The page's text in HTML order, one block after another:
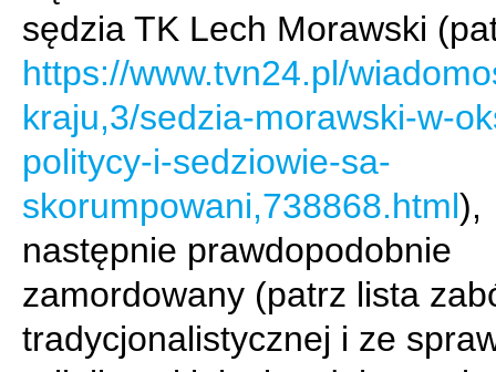
sędzia TK Lech Morawski
https://www.tvn24.pl/
kraju,3/sedzia-morawski-w-
politycy-i-sedziowie-sa-
skorumpowani,738868.html),
następnie prawdopodobnie
zamordowany (patrz lista
tradycjonalistycznej i ze